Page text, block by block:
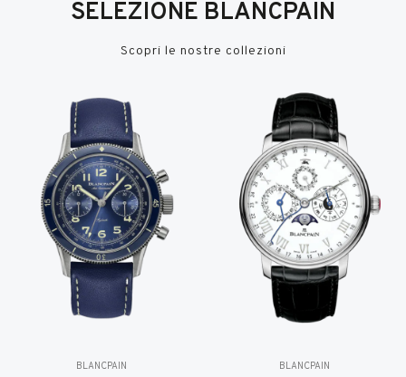
SELEZIONE BLANCPAIN
Scopri le nostre collezioni
BLANCPAIN BLANCPAIN